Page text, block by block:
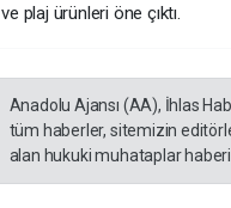
ve plaj ürünleri öne çıktı.
Anadolu Ajansı (AA), İhlas
tüm haberler, sitemizin
alan hukuki muhataplar